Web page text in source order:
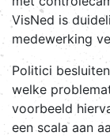
VisNed is
medewerking
Politici
welke
voorbeeld
een scala aan